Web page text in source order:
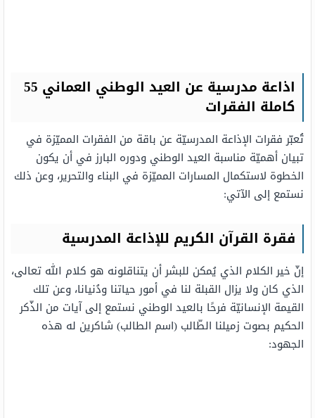
اذاعة مدرسية عن العيد الوطني العماني 55
كاملة الفقرات
تُعبّر فقرات الإذاعة المدرسيّة عن باقة من الفقرات المميّزة في
تبيان أهميّة مناسبة العيد الوطني ودوره البارز في أن يكون
الخطوة لاستكمال المسارات المميّزة في البناء والتحرير، وعن ذلك
نستمع إلى الآتي:
فقرة القرآن الكريم للإذاعة المدرسية
إنّ خير الكلام الذي يُمكن للبشر أن يتناقلونه هو كلام الله تعالى،
الذي كان ولا يزال القبلة لنا في أمور حياتنا ودُنيانا، وعن تلك
القيمة الإنسانيّة فرحًا بالعيد الوطني نستمع إلى آيات من الذّكر
الحكيم بصوت زميلنا الطّالب (اسم الطالب) شاكرين له هذه
الجهود: